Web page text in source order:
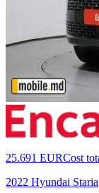
25.691 EURCost
2022 Hyundai Staria